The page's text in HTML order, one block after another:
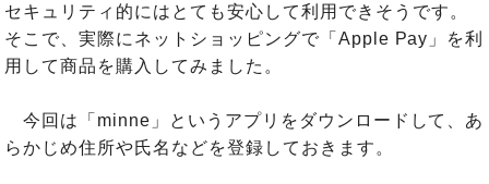
セキュリティ的にはとても安心して利用できそうです。
そこで、実際にネットショッピングで「Apple Pay」を利
用して商品を購入してみました。
今回は「minne」というアプリをダウンロードして、あ
らかじめ住所や氏名などを登録しておきます。